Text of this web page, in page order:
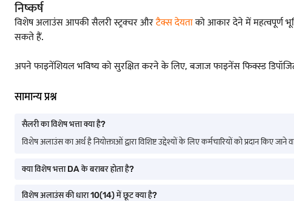
निष्कर्ष
विशेष अलाउंस आपकी सैलरी स्ट्रक्चर औरटैक्स देयताको आकार देने में महत्वपूर्ण
सकते हैं.
अपने फाइनेंशियल भविष्य को सुरक्षित करने के लिए, बजाज फाइनेंस फिक्स्ड
सामान्य प्रश्न
सैलरी का विशेष भत्ता क्या है?
विशेष अलाउंस का अर्थ है नियोक्ताओं द्वारा विशिष्ट उद्देश्यों के लिए कर्मचारियों को प्रदान किए
क्या विशेष भत्ता DA के बराबर होता है?
विशेष अलाउंस की धारा 10(14) में छूट क्या है?